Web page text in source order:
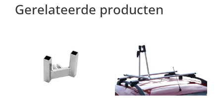
Gerelateerde producten